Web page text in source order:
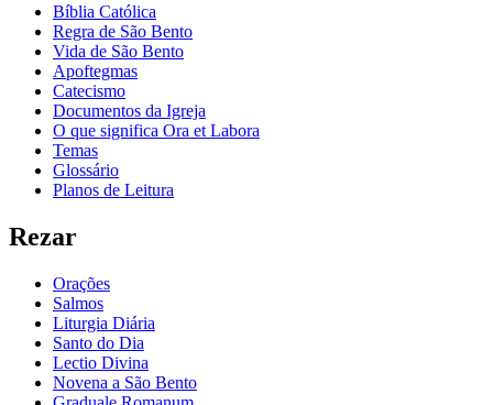
Bíblia Católica
Regra de São Bento
Vida de São Bento
Apoftegmas
Catecismo
Documentos da Igreja
O que significa Ora et Labora
Temas
Glossário
Planos de Leitura
Rezar
Orações
Salmos
Liturgia Diária
Santo do Dia
Lectio Divina
Novena a São Bento